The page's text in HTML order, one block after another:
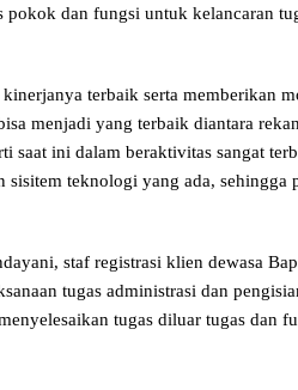
dan fungsi untuk kelancaran
terbaik serta memberikan
menjadi yang terbaik diantara
saat ini dalam beraktivitas sangat
teknologi yang ada, sehingga
staf registrasi klien dewasa
tugas administrasi dan
tugas diluar tugas dan